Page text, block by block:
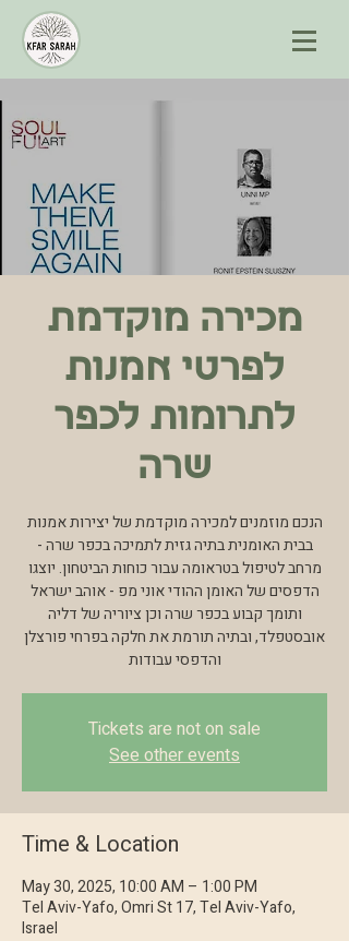
מכירה מוקדמת
לפרטי אמנות
לתרומות לכפר
שרה
הנכם מוזמנים למכירה מוקדמת של יצירות אמנות
בבית האומנית בתיה גזית לתמיכה בכפר שרה -
מרחב לטיפול בטראומה עבור כוחות הביטחון. יוצגו
הדפסים של האומן ההודי אוני מפ - אוהב ישראל
ותומך קבוע בכפר שרה וכן ציוריה של דליה
אובסטפלד, ובתיה תורמת את חלקה בפרחי פורצלן
והדפסי עבודות
Tickets are not on sale
See other events
Time & Location
May 30, 2025, 10:00 AM – 1:00 PM
Tel Aviv-Yafo, Omri St 17, Tel Aviv-Yafo,
Israel